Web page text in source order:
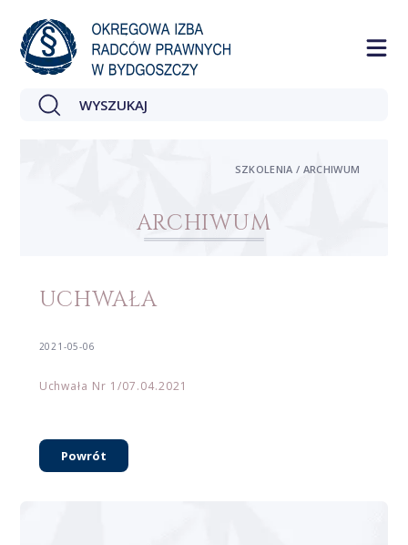
ARCHIWUM
SZKOLENIA / ARCHIWUM
UCHWAŁA
2021-05-06
Uchwała Nr 1/07.04.2021
Powrót